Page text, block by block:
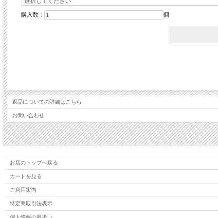
購入数： 個
返品についての詳細はこちら
お問い合わせ
お店のトップへ戻る
カートを見る
ご利用案内
特定商取引法表示